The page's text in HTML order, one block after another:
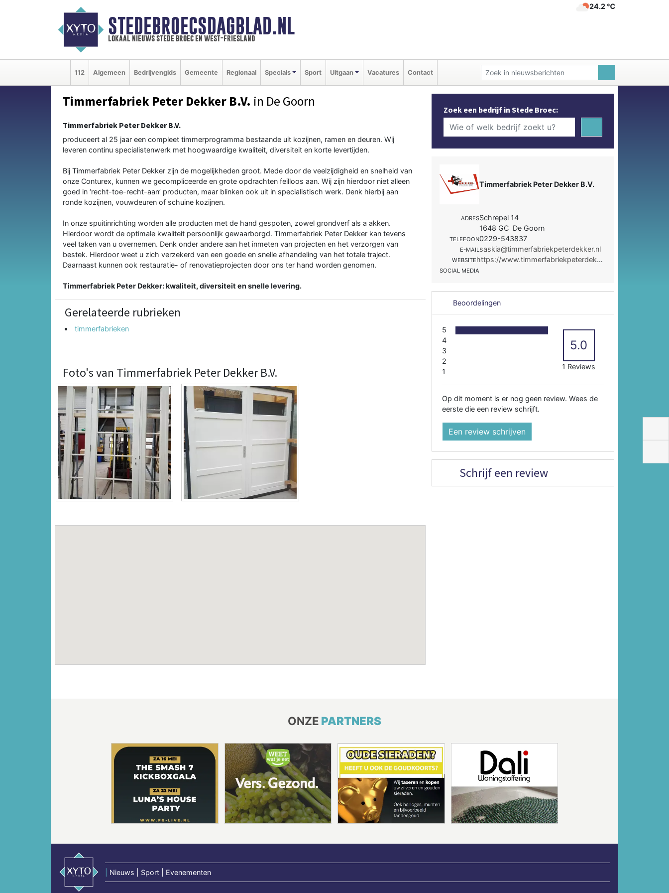
STEDEBROECSDAGBLAD.NL
lokaal nieuws stede broec en west-friesland
24.2 ℃
112 Algemeen Bedrijvengids Gemeente Regionaal Specials Sport Uitgaan Vacatures Contact
Timmerfabriek Peter Dekker B.V. in De Goorn
Timmerfabriek Peter Dekker B.V.
produceert al 25 jaar een compleet timmerprogramma bestaande uit kozijnen, ramen en deuren. Wij
leveren continu specialistenwerk met hoogwaardige kwaliteit, diversiteit en korte levertijden.
Bij Timmerfabriek Peter Dekker zijn de mogelijkheden groot. Mede door de veelzijdigheid en snelheid van
onze Conturex, kunnen we gecompliceerde en grote opdrachten feilloos aan. Wij zijn hierdoor niet alleen
goed in ‘recht-toe-recht-aan’ producten, maar blinken ook uit in specialistisch werk. Denk hierbij aan
ronde kozijnen, vouwdeuren of schuine kozijnen.
In onze spuitinrichting worden alle producten met de hand gespoten, zowel grondverf als a akken.
Hierdoor wordt de optimale kwaliteit persoonlijk gewaarborgd. Timmerfabriek Peter Dekker kan tevens
veel taken van u overnemen. Denk onder andere aan het inmeten van projecten en het verzorgen van
bestek. Hierdoor weet u zich verzekerd van een goede en snelle afhandeling van het totale traject.
Daarnaast kunnen ook restauratie- of renovatieprojecten door ons ter hand worden genomen.
Timmerfabriek Peter Dekker: kwaliteit, diversiteit en snelle levering.
Gerelateerde rubrieken
timmerfabrieken
Foto's van Timmerfabriek Peter Dekker B.V.
Zoek een bedrijf in Stede Broec:
Timmerfabriek Peter Dekker B.V.
ADRESSchrepel 14
1648 GC De Goorn
TELEFOON0229-543837
E-MAILsaskia@timmerfabriekpeterdekker.nl
WEBSITE https://www.timmerfabriekpeterdekker.nl/
SOCIAL MEDIA
Beoordelingen
5
4
3
2
1
5.0
1 Reviews
Op dit moment is er nog geen review. Wees de
eerste die een review schrijft.
Een review schrijven
Schrijf een review
ONZE PARTNERS
Nieuws | Sport | Evenementen